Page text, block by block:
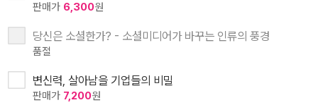
판매가 6,300원
당신은 소셜한가? - 소셜미디어가 바꾸는 인류의 풍경
품절
변신력, 살아남을 기업들의 비밀
판매가 7,200원